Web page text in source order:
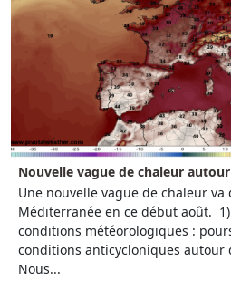
Nouvelle vague de chaleur
Une nouvelle vague de chaleur
Méditerranée en ce début août.
conditions météorologiques :
conditions anticycloniques autour
Nous...